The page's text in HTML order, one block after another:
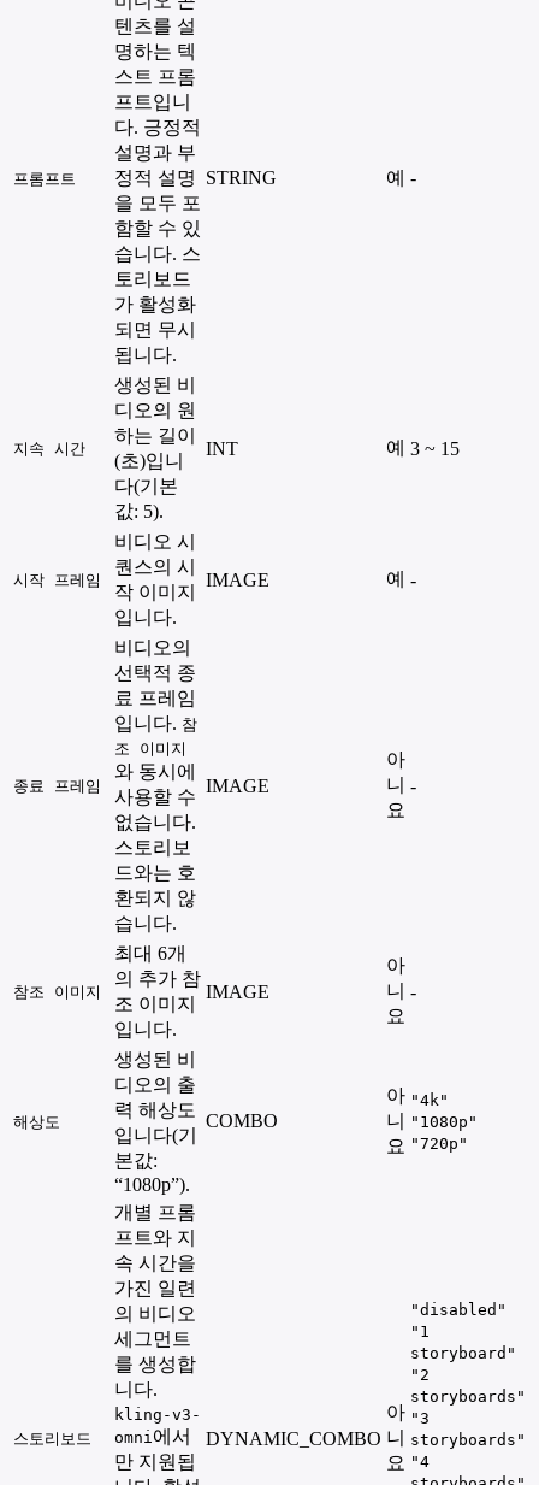
프롬프트
텐츠를 설
명하는 텍
스트 프롬
프트입니
다. 긍정적
설명과 부
정적 설명
을 모두 포
함할 수 있
습니다. 스
토리보드
가 활성화
되면 무시
됩니다.
STRING 예 -
지속 시간
생성된 비
디오의 원
하는 길이
(초)입니
다(기본
값: 5).
INT 예 3 ~ 15
시작 프레임
비디오 시
퀀스의 시
작 이미지
입니다.
IMAGE 예 -
종료 프레임
비디오의
선택적 종
료 프레임
입니다. 참
조 이미지
와 동시에
사용할 수
없습니다.
스토리보
드와는 호
환되지 않
습니다.
IMAGE
아
니
요
-
참조 이미지
최대 6개
의 추가 참
조 이미지
입니다.
IMAGE
아
니
요
-
해상도
생성된 비
디오의 출
력 해상도
입니다(기
본값:
“1080p”).
COMBO
아
니
요
"4k"
"1080p"
"720p"
스토리보드
개별 프롬
프트와 지
속 시간을
가진 일련
의 비디오
세그먼트
를 생성합
니다.
kling-v3-
omni에서
만 지원됩
DYNAMIC_COMBO
아
니
요
"disabled"
"1
storyboard"
"2
storyboards"
"3
storyboards"
"4